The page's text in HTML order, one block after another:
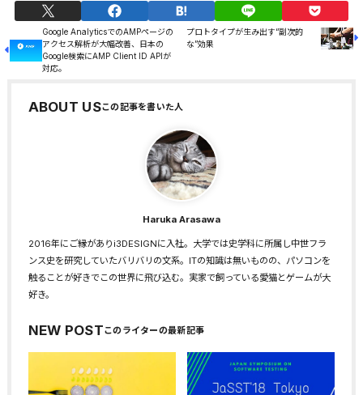
Google AnalyticsでのAMPページの
アクセス解析が大幅改善、日本の
Google検索にAMP Client ID APIが
対応。
プロトタイプが生み出す“副次的
な”効果
ABOUT US
Haruka Arasawa
2016年にご縁がありi3DESIGNに入社。大学では史学科に所属し中世フラ
ンス史を研究していたバリバリの文系。ITの知識は無いものの、パソコンを
触ることが好きでこの世界に飛び込む。実家で飼っている愛猫とゲームが大
好き。
NEW POST